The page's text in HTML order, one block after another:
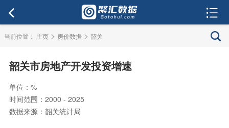
当前位置： 主页 > 房价数据 > 韶关
韶关市房地产开发投资增速
单位：%
时间范围：2000 - 2025
数据来源：韶关统计局